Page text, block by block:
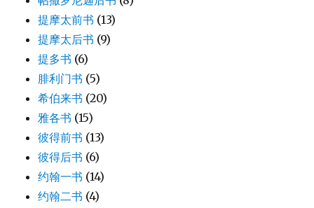
提摩太前书 (13)
提摩太后书 (9)
提多书 (6)
腓利门书 (5)
希伯来书 (20)
雅各书 (15)
彼得前书 (13)
彼得后书 (6)
约翰一书 (14)
约翰二书 (4)